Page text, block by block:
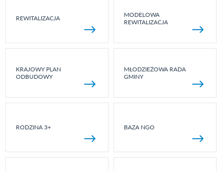
REWITALIZACJA
MODELOWA
REWITALIZACJA
KRAJOWY PLAN
ODBUDOWY
MŁODZIEŻOWA RADA
GMINY
RODZINA 3+ BAZA NGO